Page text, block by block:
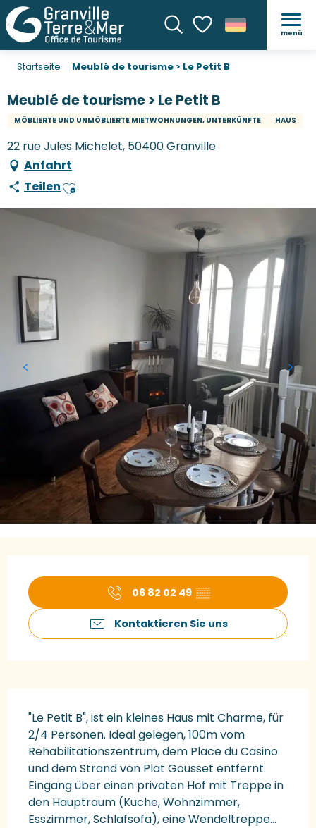
SucheVoir les favoris
menü
Startseite Meublé de tourisme > Le Petit B
Meublé de tourisme > Le Petit B
MÖBLIERTE UND UNMÖBLIERTE MIETWOHNUNGEN, UNTERKÜNFTE HAUS
22 rue Jules Michelet, 50400 Granville
Anfahrt
TeilenAjouter aux favoris
06 82 02 49 ▒▒
Kontaktieren Sie uns
"Le Petit B", ist ein kleines Haus mit Charme, für
2/4 Personen. Ideal gelegen, 100m vom
Rehabilitationszentrum, dem Place du Casino
und dem Strand von Plat Gousset entfernt.
Eingang über einen privaten Hof mit Treppe in
den Hauptraum (Küche, Wohnzimmer,
Esszimmer, Schlafsofa), eine Wendeltreppe...